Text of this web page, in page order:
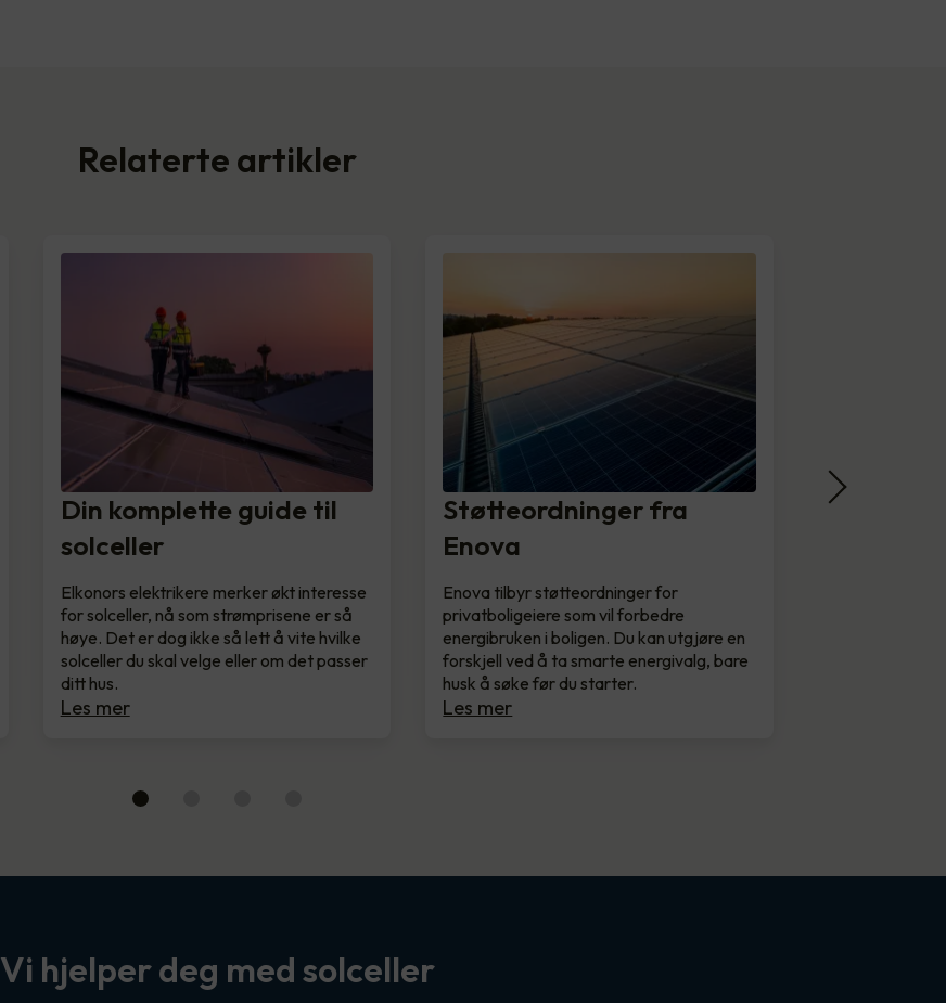
Relaterte artikler
Din komplette guide til
solceller
Elkonors elektrikere merker økt interesse
for solceller, nå som strømprisene er så
høye. Det er dog ikke så lett å vite hvilke
solceller du skal velge eller om det passer
ditt hus.
Les mer
Støtteordninger fra
Enova
Enova tilbyr støtteordninger for
privatboligeiere som vil forbedre
energibruken i boligen. Du kan utgjøre en
forskjell ved å ta smarte energivalg, bare
husk å søke før du starter.
Les mer
Vi hjelper deg med solceller